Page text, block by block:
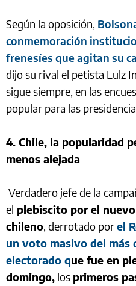
Según la oposición,
conmemoración
frenesíes que agitan su
dijo su rival el petista Lulz
sigue siempre, en las
popular para las
4. Chile, la popularidad
menos alejada
Verdadero jefe de la
el plebiscito por el
chileno, derrotado porel
un voto masivo del más
electorado que fue en
domingo, los primeros